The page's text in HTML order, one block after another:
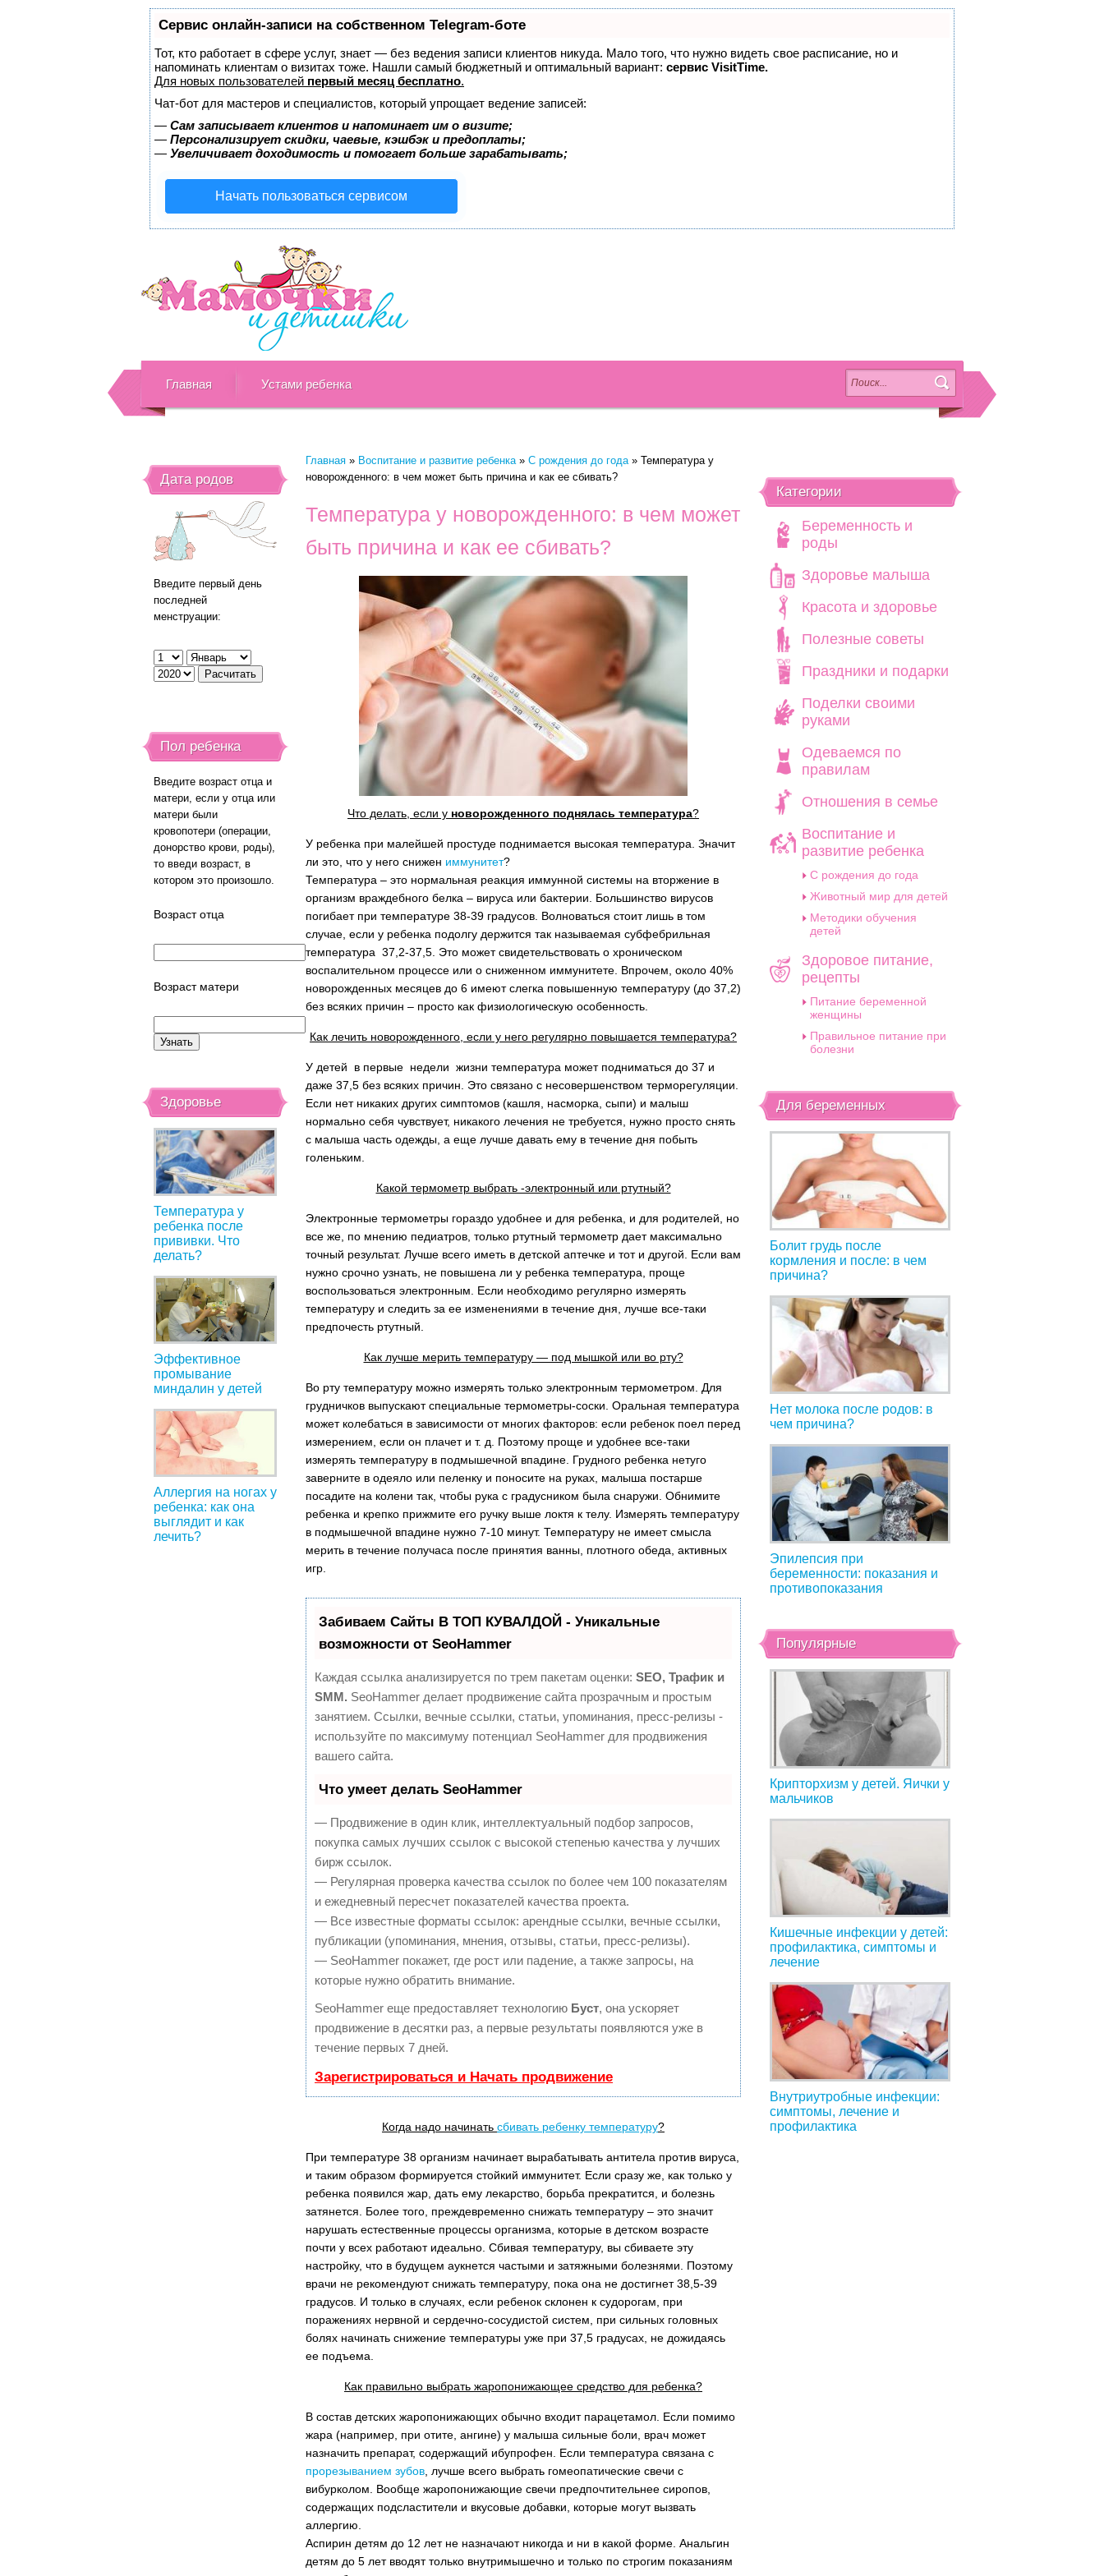
Сервис онлайн-записи на собственном Telegram-боте
Тот, кто работает в сфере услуг, знает — без ведения записи клиентов никуда. Мало того, что нужно видеть свое расписание, но и
напоминать клиентам о визитах тоже. Нашли самый бюджетный и оптимальный вариант: сервис VisitTime.
Для новых пользователей первый месяц бесплатно.
Чат-бот для мастеров и специалистов, который упрощает ведение записей:
— Сам записывает клиентов и напоминает им о визите;
— Персонализирует скидки, чаевые, кэшбэк и предоплаты;
— Увеличивает доходимость и помогает больше зарабатывать;
Начать пользоваться сервисом
Главная Устами ребенка
Главная » Воспитание и развитие ребенка»C рождения до года»Температура у
новорожденного: в чем может быть причина и как ее сбивать?
Температура у новорожденного: в чем может
быть причина и как ее сбивать?
Что делать, если у новорожденного поднялась температура?
У ребенка при малейшей простуде поднимается высокая температура. Значит
ли это, что у него снижен иммунитет?
Температура – это нормальная реакция иммунной системы на вторжение в
организм враждебного белка – вируса или бактерии. Большинство вирусов
погибает при температуре 38-39 градусов. Волноваться стоит лишь в том
случае, если у ребенка подолгу держится так называемая субфебрильная
температура 37,2-37,5. Это может свидетельствовать о хроническом
воспалительном процессе или о сниженном иммунитете. Впрочем, около 40%
новорожденных месяцев до 6 имеют слегка повышенную температуру (до 37,2)
без всяких причин – просто как физиологическую особенность.
Как лечить новорожденного, если у него регулярно повышается температура?
У детей в первые недели жизни температура может подниматься до 37 и
даже 37,5 без всяких причин. Это связано с несовершенством терморегуляции.
Если нет никаких других симптомов (кашля, насморка, сыпи) и малыш
нормально себя чувствует, никакого лечения не требуется, нужно просто снять
с малыша часть одежды, а еще лучше давать ему в течение дня побыть
голеньким.
Какой термометр выбрать -электронный или ртутный?
Электронные термометры гораздо удобнее и для ребенка, и для родителей, но
все же, по мнению педиатров, только ртутный термометр дает максимально
точный результат. Лучше всего иметь в детской аптечке и тот и другой. Если вам
нужно срочно узнать, не повышена ли у ребенка температура, проще
воспользоваться электронным. Если необходимо регулярно измерять
температуру и следить за ее изменениями в течение дня, лучше все-таки
предпочесть ртутный.
Как лучше мерить температуру — под мышкой или во рту?
Во рту температуру можно измерять только электронным термометром. Для
грудничков выпускают специальные термометры-соски. Оральная температура
может колебаться в зависимости от многих факторов: если ребенок поел перед
измерением, если он плачет и т. д. Поэтому проще и удобнее все-таки
измерять температуру в подмышечной впадине. Грудного ребенка нетуго
заверните в одеяло или пеленку и поносите на руках, малыша постарше
посадите на колени так, чтобы рука с градусником была снаружи. Обнимите
ребенка и крепко прижмите его ручку выше локтя к телу. Измерять температуру
в подмышечной впадине нужно 7-10 минут. Температуру не имеет смысла
мерить в течение получаса после принятия ванны, плотного обеда, активных
игр.
Забиваем Сайты В ТОП КУВАЛДОЙ - Уникальные
возможности от SeoHammer
Каждая ссылка анализируется по трем пакетам оценки:SEO, Трафик и
SMM. SeoHammer делает продвижение сайта прозрачным и простым
занятием. Ссылки, вечные ссылки, статьи, упоминания, пресс-релизы -
используйте по максимуму потенциал SeoHammer для продвижения
вашего сайта.
Что умеет делать SeoHammer
— Продвижение в один клик, интеллектуальный подбор запросов,
покупка самых лучших ссылок с высокой степенью качества у лучших
бирж ссылок.
— Регулярная проверка качества ссылок по более чем 100 показателям
и ежедневный пересчет показателей качества проекта.
— Все известные форматы ссылок: арендные ссылки, вечные ссылки,
публикации (упоминания, мнения, отзывы, статьи, пресс-релизы).
— SeoHammer покажет, где рост или падение, а также запросы, на
которые нужно обратить внимание.
SeoHammer еще предоставляет технологию Буст, она ускоряет
продвижение в десятки раз, а первые результаты появляются уже в
течение первых 7 дней.
Зарегистрироваться и Начать продвижение
Когда надо начинать сбивать ребенку температуру?
При температуре 38 организм начинает вырабатывать антитела против вируса,
и таким образом формируется стойкий иммунитет. Если сразу же, как только у
ребенка появился жар, дать ему лекарство, борьба прекратится, и болезнь
затянется. Более того, преждевременно снижать температуру – это значит
нарушать естественные процессы организма, которые в детском возрасте
почти у всех работают идеально. Сбивая температуру, вы сбиваете эту
настройку, что в будущем аукнется частыми и затяжными болезнями. Поэтому
врачи не рекомендуют снижать температуру, пока она не достигнет 38,5-39
градусов. И только в случаях, если ребенок склонен к судорогам, при
поражениях нервной и сердечно-сосудистой систем, при сильных головных
болях начинать снижение температуры уже при 37,5 градусах, не дожидаясь
ее подъема.
Как правильно выбрать жаропонижающее средство для ребенка?
В состав детских жаропонижающих обычно входит парацетамол. Если помимо
жара (например, при отите, ангине) у малыша сильные боли, врач может
назначить препарат, содержащий ибупрофен. Если температура связана с
прорезыванием зубов , лучше всего выбрать гомеопатические свечи с
вибурколом. Вообще жаропонижающие свечи предпочтительнее сиропов,
содержащих подсластители и вкусовые добавки, которые могут вызвать
аллергию.
Аспирин детям до 12 лет не назначают никогда и ни в какой форме. Анальгин
детям до 5 лет вводят только внутримышечно и только по строгим показаниям
Дата родов
Введите первый день
последней
менструации:
Пол ребенка
Введите возраст отца и
матери, если у отца или
матери были
кровопотери (операции,
донорство крови, роды),
то введи возраст, в
котором это произошло.
Возраст отца
Возраст матери
Здоровье
Температура у
ребенка после
прививки. Что
делать?
Эффективное
промывание
миндалин у детей
Аллергия на ногах у
ребенка: как она
выглядит и как
лечить?
Категории
Беременность и
роды
Здоровье малыша
Красота и здоровье
Полезные советы
Праздники и подарки
Поделки своими
руками
Одеваемся по
правилам
Отношения в семье
Воспитание и
развитие ребенка
C рождения до года
Животный мир для детей
Методики обучения
детей
Здоровое питание,
рецепты
Питание беременной
женщины
Правильное питание при
болезни
Для беременных
Болит грудь после
кормления и после: в чем
причина?
Нет молока после родов: в
чем причина?
Эпилепсия при
беременности: показания и
противопоказания
Популярные
Крипторхизм у детей. Яички у
мальчиков
Кишечные инфекции у детей:
профилактика, симптомы и
лечение
Внутриутробные инфекции:
симптомы, лечение и
профилактика